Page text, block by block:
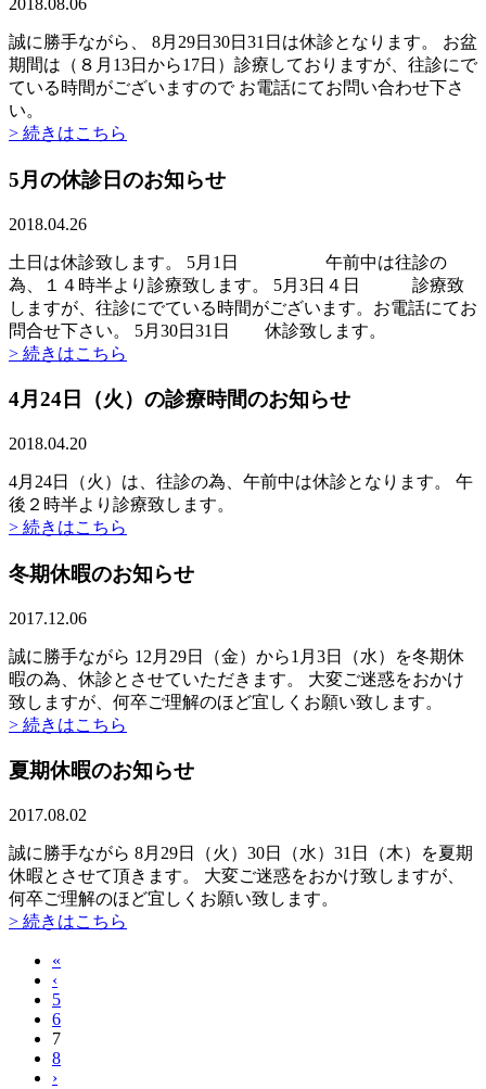
2018.08.06
誠に勝手ながら、 8月29日30日31日は休診となります。 お盆
期間は（８月13日から17日）診療しておりますが、往診にで
ている時間がございますので お電話にてお問い合わせ下さ
い。
> 続きはこちら
5月の休診日のお知らせ
2018.04.26
土日は休診致します。 5月1日 午前中は往診の
為、１４時半より診療致します。 5月3日４日 診療致
しますが、往診にでている時間がございます。お電話にてお
問合せ下さい。 5月30日31日 休診致します。
> 続きはこちら
4月24日（火）の診療時間のお知らせ
2018.04.20
4月24日（火）は、往診の為、午前中は休診となります。 午
後２時半より診療致します。
> 続きはこちら
冬期休暇のお知らせ
2017.12.06
誠に勝手ながら 12月29日（金）から1月3日（水）を冬期休
暇の為、休診とさせていただきます。 大変ご迷惑をおかけ
致しますが、何卒ご理解のほど宜しくお願い致します。
> 続きはこちら
夏期休暇のお知らせ
2017.08.02
誠に勝手ながら 8月29日（火）30日（水）31日（木）を夏期
休暇とさせて頂きます。 大変ご迷惑をおかけ致しますが、
何卒ご理解のほど宜しくお願い致します。
> 続きはこちら
«
‹
5
6
7
8
›